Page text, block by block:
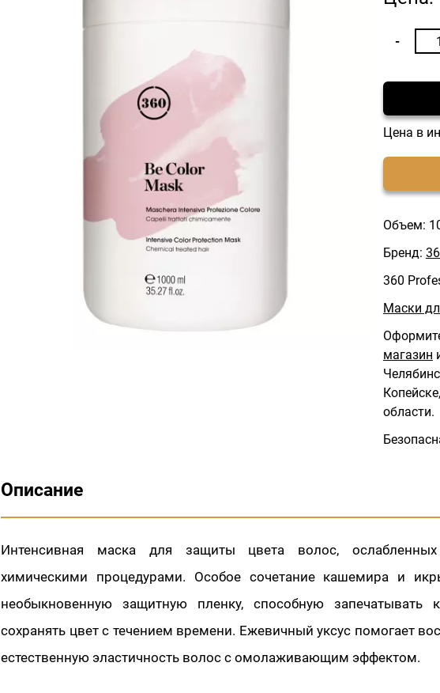
Цена в
Объем:
Бренд:
360
Маски
магазин
области.
Описание
Интенсивная маска для защиты цвета волос,
химическими процедурами. Особое сочетание кашемира и
необыкновенную защитную пленку, способную запечатывать
сохранять цвет с течением времени. Ежевичный уксус помогает
естественную эластичность волос с омолаживающим эффектом.